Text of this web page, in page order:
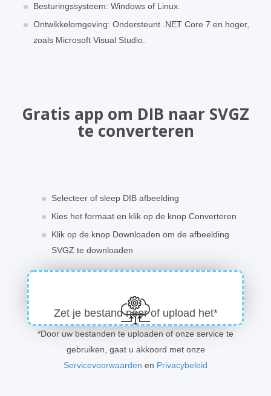
Besturingssysteem: Windows of Linux.
Ontwikkelomgeving: Ondersteunt .NET Core 7 en hoger,
zoals Microsoft Visual Studio.
Gratis app om DIB naar SVGZ
te converteren
Selecteer of sleep DIB afbeelding
Kies het formaat en klik op de knop Converteren
Klik op de knop Downloaden om de afbeelding
SVGZ te downloaden
Zet je bestand neer of upload het*
*Door uw bestanden te uploaden of onze service te
gebruiken, gaat u akkoord met onze
Servicevoorwaarden en Privacybeleid